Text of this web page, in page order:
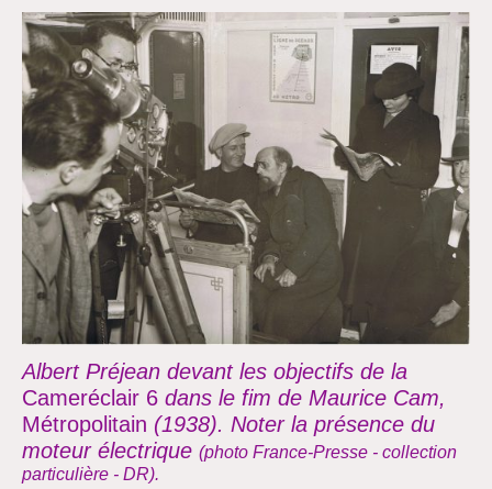
Albert Préjean devant les objectifs de la
Cameréclair 6 dans le fim de Maurice Cam,
Métropolitain (1938). Noter la présence du
moteur électrique (photo France-Presse - collection
particulière - DR).